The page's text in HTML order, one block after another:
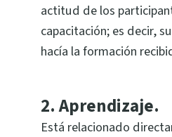
actitud de los
capacitación; es decir,
hacía la formación
2.Aprendizaje.
Está relacionado